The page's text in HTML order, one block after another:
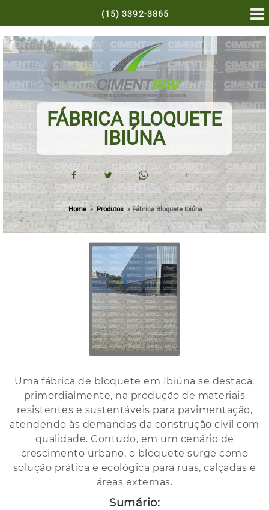
(15)3392-3865
FÁBRICA BLOQUETE
IBIÚNA
+
Home » Produtos » Fábrica Bloquete Ibiúna
Uma fábrica de bloquete em Ibiúna se destaca,
primordialmente, na produção de materiais
resistentes e sustentáveis para pavimentação,
atendendo às demandas da construção civil com
qualidade. Contudo, em um cenário de
crescimento urbano, o bloquete surge como
solução prática e ecológica para ruas, calçadas e
áreas externas.
Sumário: